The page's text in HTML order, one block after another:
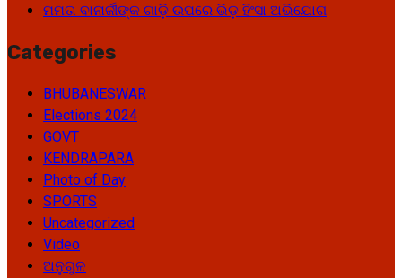
ମମତା ବାନାର୍ଜୀଙ୍କ ଗାଡ଼ି ଉପରେ ଭିଡ଼ ହିଂସା ଅଭିଯୋଗ
Categories
BHUBANESWAR
Elections 2024
GOVT
KENDRAPARA
Photo of Day
SPORTS
Uncategorized
Video
ଅନୁଗୁଳ